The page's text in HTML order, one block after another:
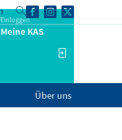
Einloggen
Meine KAS
Über uns